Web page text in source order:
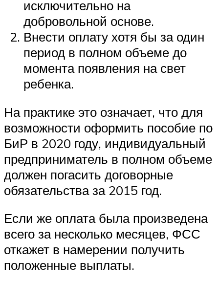
исключительно на
добровольной основе.
Внести оплату хотя бы за один
период в полном объеме до
момента появления на свет
ребенка.
На практике это означает, что для
возможности оформить пособие по
БиР в 2020 году, индивидуальный
предприниматель в полном объеме
должен погасить договорные
обязательства за 2015 год.
Если же оплата была произведена
всего за несколько месяцев, ФСС
откажет в намерении получить
положенные выплаты.